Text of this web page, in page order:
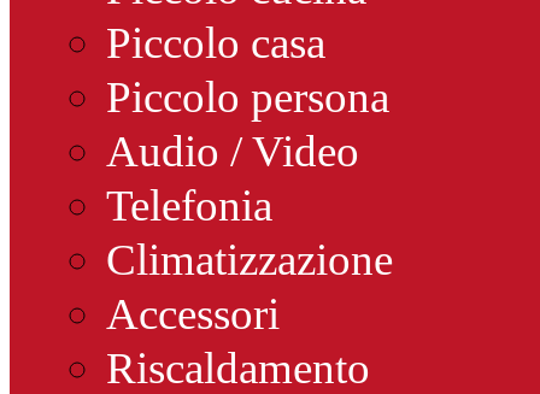
Piccolo casa
Piccolo persona
Audio / Video
Telefonia
Climatizzazione
Accessori
Riscaldamento